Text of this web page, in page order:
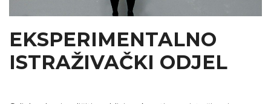
EKSPERIMENTALNO
ISTRAŽIVAČKI ODJEL